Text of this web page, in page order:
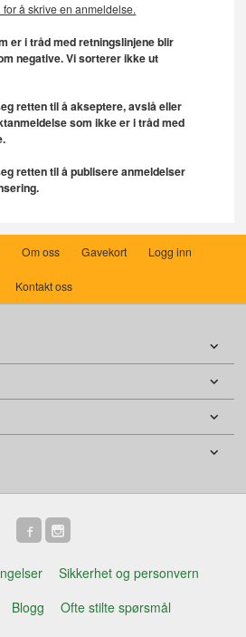
å skrive en anmeldelse.
er i tråd med retningslinjene blir
negative. Vi sorterer ikke ut
retten til å akseptere, avslå eller
som ikke er i tråd med
retten til å publisere anmeldelser
Om oss Gavekort Logg inn
Kontakt oss
Sikkerhet og personvern
Blogg Ofte stilte spørsmål